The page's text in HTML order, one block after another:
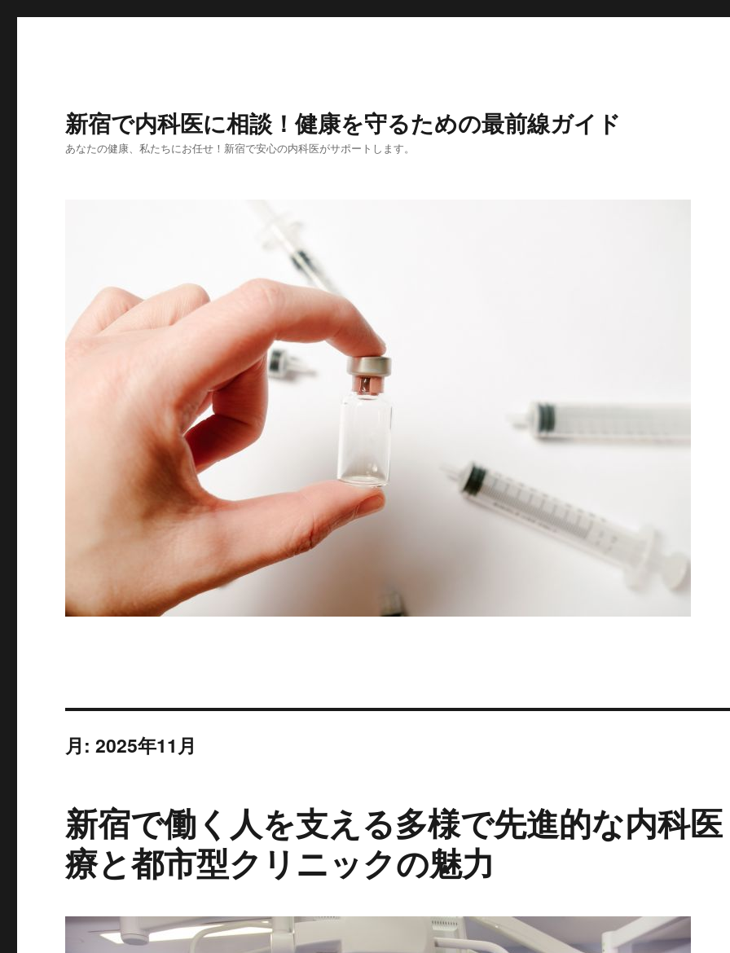
新宿で内科医に相談！健康を守るための最前線ガイド
あなたの健康、私たちにお任せ！新宿で安心の内科医がサポートします。
月:2025年11月
新宿で働く人を支える多様で先進的な内科医
療と都市型クリニックの魅力